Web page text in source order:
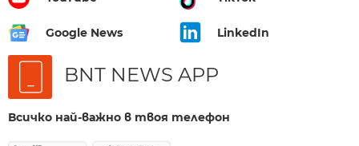
Google News LinkedIn
BNT NEWS APP
Всичко най-важно в твоя телефон